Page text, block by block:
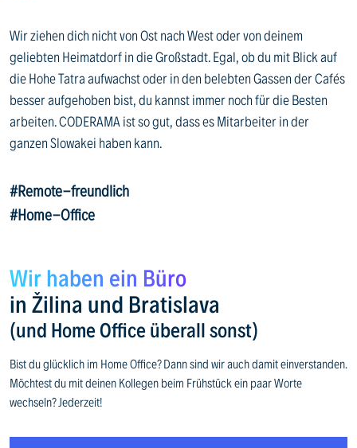
Wir ziehen dich nicht von Ost nach West oder von deinem
geliebten Heimatdorf in die Großstadt. Egal, ob du mit Blick auf
die Hohe Tatra aufwachst oder in den belebten Gassen der Cafés
besser aufgehoben bist, du kannst immer noch für die Besten
arbeiten. CODERAMA ist so gut, dass es Mitarbeiter in der
ganzen Slowakei haben kann.
#Remote-freundlich
#Home-Office
Wir haben ein Büro
in Žilina und Bratislava
(und Home Office überall sonst)
Bist du glücklich im Home Office? Dann sind wir auch damit einverstanden.
Möchtest du mit deinen Kollegen beim Frühstück ein paar Worte
wechseln? Jederzeit!